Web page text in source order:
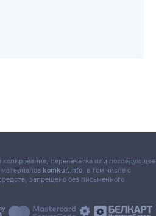
перепечатка или последующее
komkur.info, в том числе с
запрещено без письменного